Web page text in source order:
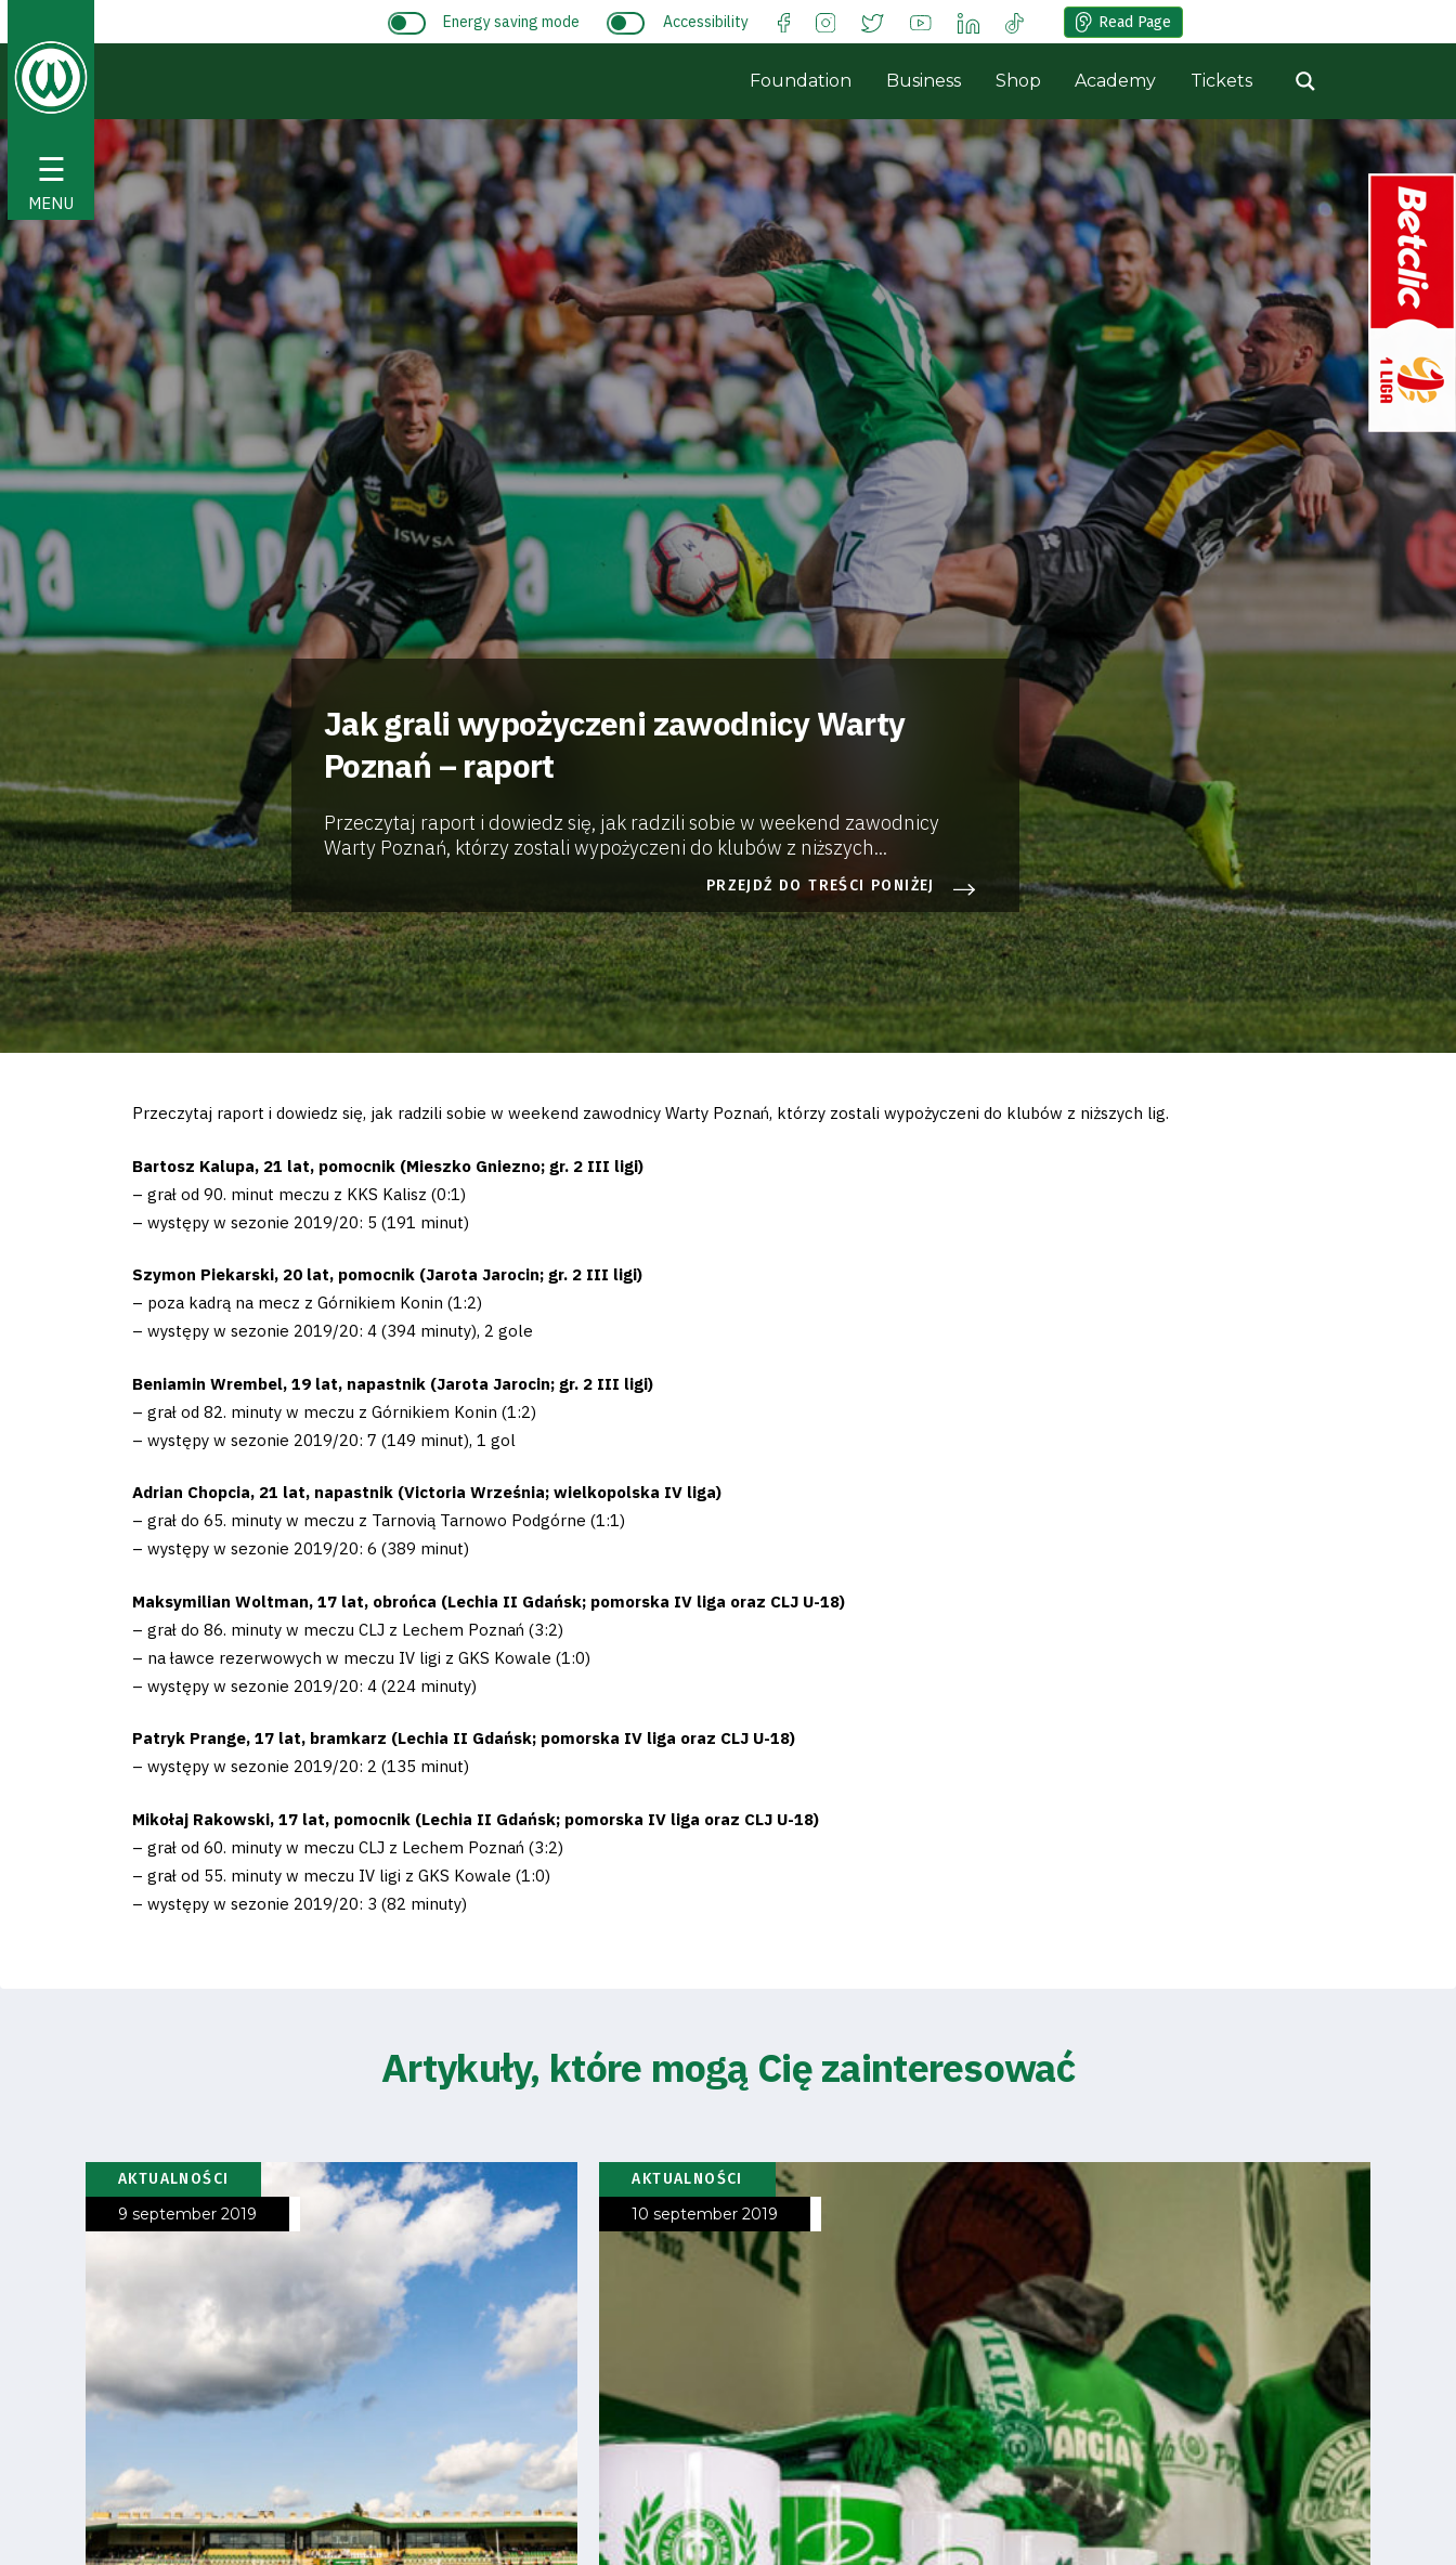
☰
MENU
schedule
Tickets
Contact
club
Warta
Foundation
Business
Shop
Energy saving mode Accessibility Read Page
Foundation Business Shop Academy Tickets
Jak grali wypożyczeni zawodnicy Warty
Poznań – raport
Przeczytaj raport i dowiedz się, jak radzili sobie w weekend zawodnicy
Warty Poznań, którzy zostali wypożyczeni do klubów z niższych...
PRZEJDŹ DO TREŚCI PONIŻEJ
Przeczytaj raport i dowiedz się, jak radzili sobie w weekend zawodnicy Warty Poznań, którzy zostali wypożyczeni do klubów z niższych lig.
Bartosz Kalupa, 21 lat, pomocnik (Mieszko Gniezno; gr. 2 III ligi)
– grał od 90. minut meczu z KKS Kalisz (0:1)
– występy w sezonie 2019/20: 5 (191 minut)
Szymon Piekarski, 20 lat, pomocnik (Jarota Jarocin; gr. 2 III ligi)
– poza kadrą na mecz z Górnikiem Konin (1:2)
– występy w sezonie 2019/20: 4 (394 minuty), 2 gole
Beniamin Wrembel, 19 lat, napastnik (Jarota Jarocin; gr. 2 III ligi)
– grał od 82. minuty w meczu z Górnikiem Konin (1:2)
– występy w sezonie 2019/20: 7 (149 minut), 1 gol
Adrian Chopcia, 21 lat, napastnik (Victoria Września; wielkopolska IV liga)
– grał do 65. minuty w meczu z Tarnovią Tarnowo Podgórne (1:1)
– występy w sezonie 2019/20: 6 (389 minut)
Maksymilian Woltman, 17 lat, obrońca (Lechia II Gdańsk; pomorska IV liga oraz CLJ U-18)
– grał do 86. minuty w meczu CLJ z Lechem Poznań (3:2)
– na ławce rezerwowych w meczu IV ligi z GKS Kowale (1:0)
– występy w sezonie 2019/20: 4 (224 minuty)
Patryk Prange, 17 lat, bramkarz (Lechia II Gdańsk; pomorska IV liga oraz CLJ U-18)
– występy w sezonie 2019/20: 2 (135 minut)
Mikołaj Rakowski, 17 lat, pomocnik (Lechia II Gdańsk; pomorska IV liga oraz CLJ U-18)
– grał od 60. minuty w meczu CLJ z Lechem Poznań (3:2)
– grał od 55. minuty w meczu IV ligi z GKS Kowale (1:0)
– występy w sezonie 2019/20: 3 (82 minuty)
Artykuły, które mogą Cię zainteresować
AKTUALNOŚCI
9 september 2019
AKTUALNOŚCI
10 september 2019